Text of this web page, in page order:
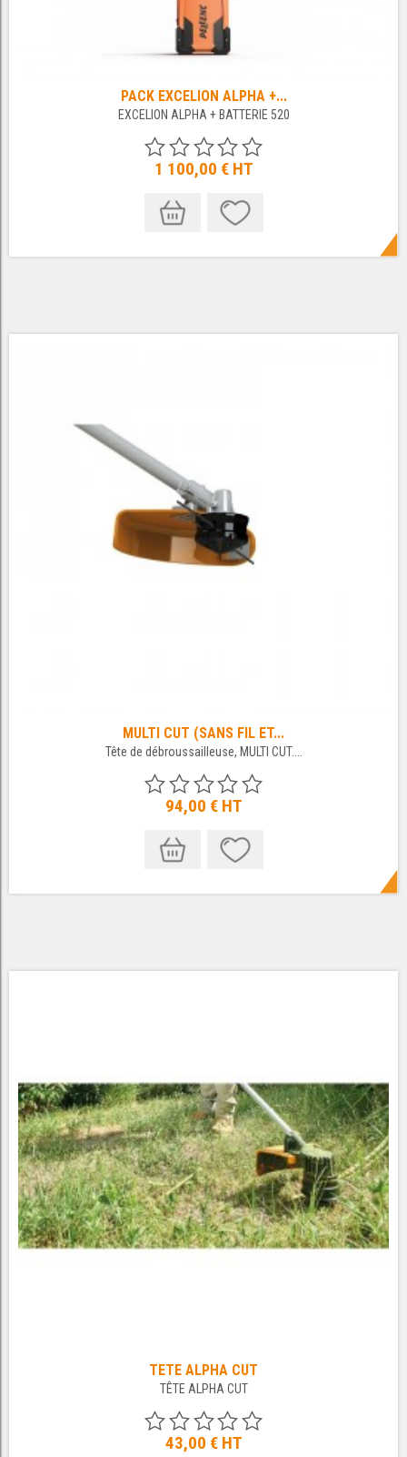
PACK EXCELION ALPHA +...
EXCELION ALPHA + BATTERIE 520
1 100,00 € HT
MULTI CUT (SANS FIL ET...
Tête de débroussailleuse, MULTI CUT....
94,00 € HT
TETE ALPHA CUT
TÊTE ALPHA CUT
43,00 € HT